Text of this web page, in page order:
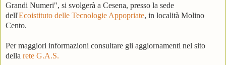
Grandi Numeri", si svolgerà a Cesena, presso la sede
dell'Ecoistituto delle Tecnologie Appopriate, in località Molino
Cento.
Per maggiori informazioni consultare gli aggiornamenti nel sito
della rete G.A.S.